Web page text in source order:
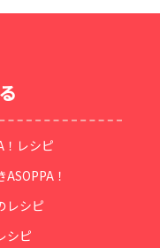
！レシピ
！
レシピ
シピ